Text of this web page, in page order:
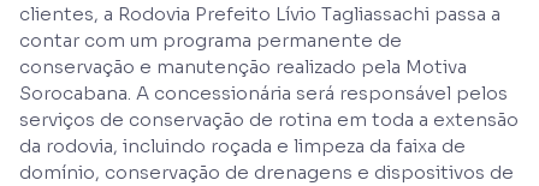
clientes, a Rodovia Prefeito Lívio Tagliassachi passa a
contar com um programa permanente de
conservação e manutenção realizado pela Motiva
Sorocabana. A concessionária será responsável pelos
serviços de conservação de rotina em toda a extensão
da rodovia, incluindo roçada e limpeza da faixa de
domínio, conservação de drenagens e dispositivos de